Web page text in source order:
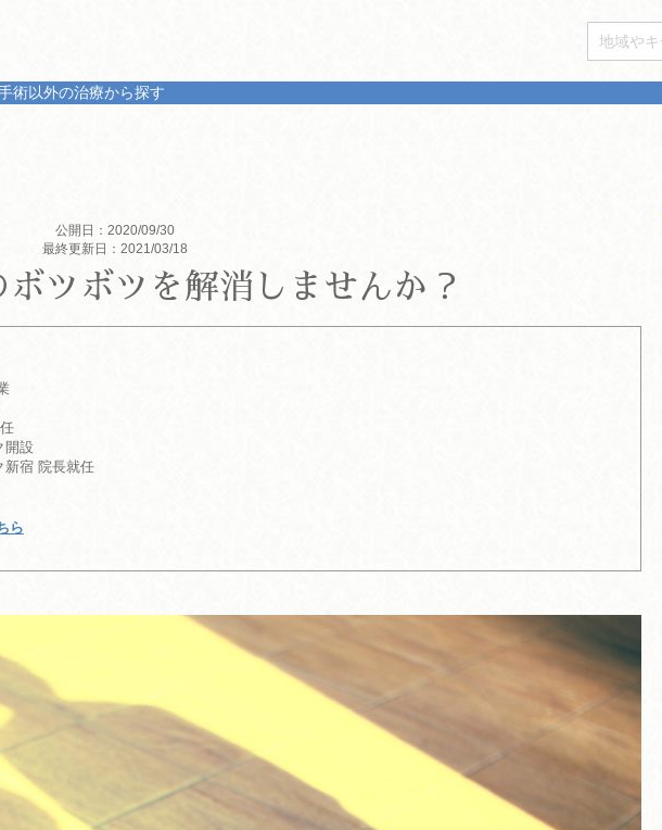
術以外の治療から探す
公開日：2020/09/30
最終更新日：2021/03/18
ツボツを解消しませんか？
開設
新宿 院長就任
ら